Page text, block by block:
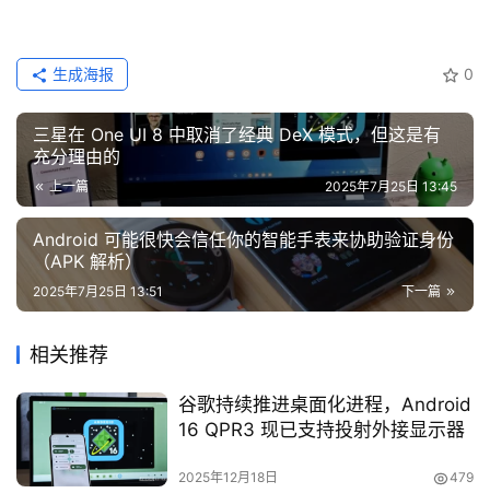
0
生成海报
三星在 One UI 8 中取消了经典 DeX 模式，但这是有
充分理由的
上一篇 2025年7月25日 13:45
Android 可能很快会信任你的智能手表来协助验证身份
（APK 解析）
下一篇
2025年7月25日 13:51
相关推荐
谷歌持续推进桌面化进程，Android
16 QPR3 现已支持投射外接显示器
2025年12月18日 479